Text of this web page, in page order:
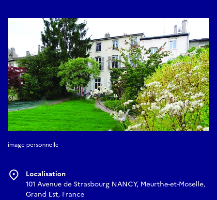
image personnelle
Localisation
101 Avenue de Strasbourg NANCY, Meurthe-et-Moselle,
Grand Est, France